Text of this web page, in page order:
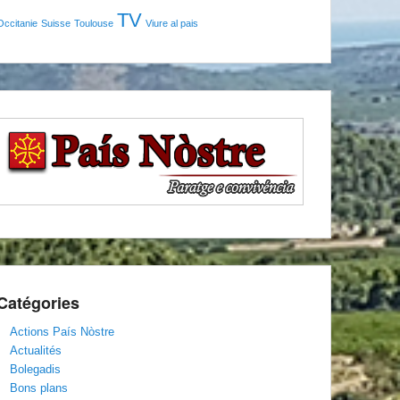
Suisse Toulouse TV Viure al pais
Actions País Nòstre
Actualités
Bolegadis
Bons plans